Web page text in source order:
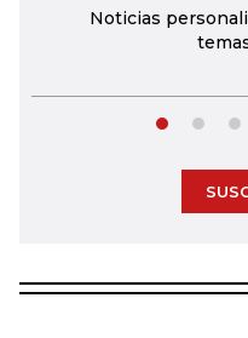
Noticias